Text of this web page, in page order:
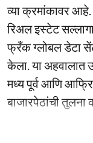
व्या क्रमांकावर आहे.
रिअल इस्टेट
फ्रँक ग्लोबल डेटा
केला. या अहवालात
मध्य पूर्व आणि
बाजारपेठांची तुलना